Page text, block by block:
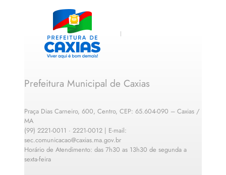
Prefeitura Municipal de Caxias
Praça Dias Carneiro, 600, Centro, CEP: 65.604-090 – Caxias /
MA
(99) 2221-0011 · 2221-0012 | E-mail:
sec.comunicacao@caxias.ma.gov.br
Horário de Atendimento: das 7h30 as 13h30 de segunda a
sexta-feira